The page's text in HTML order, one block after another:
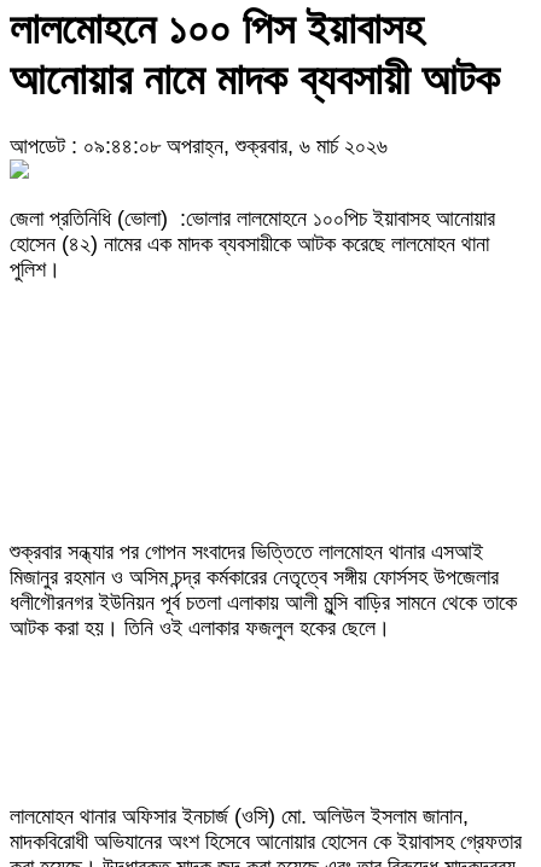
লালমোহনে ১০০ পিস ইয়াবাসহ
আনোয়ার নামে মাদক ব্যবসায়ী আটক
আপডেট : ০৯:৪৪:০৮ অপরাহ্ন, শুক্রবার, ৬ মার্চ ২০২৬
জেলা প্রতিনিধি (ভোলা) :ভোলার লালমোহনে ১০০পিচ ইয়াবাসহ আনোয়ার
হোসেন (৪২) নামের এক মাদক ব্যবসায়ীকে আটক করেছে লালমোহন থানা
পুলিশ।
শুক্রবার সন্ধ্যার পর গোপন সংবাদের ভিত্তিতে লালমোহন থানার এসআই
মিজানুর রহমান ও অসিম চন্দ্র কর্মকারের নেতৃত্বে সঙ্গীয় ফোর্সসহ উপজেলার
ধলীগৌরনগর ইউনিয়ন পূর্ব চতলা এলাকায় আলী মুন্সি বাড়ির সামনে থেকে তাকে
আটক করা হয়। তিনি ওই এলাকার ফজলুল হকের ছেলে।
লালমোহন থানার অফিসার ইনচার্জ (ওসি) মো. অলিউল ইসলাম জানান,
মাদকবিরোধী অভিযানের অংশ হিসেবে আনোয়ার হোসেন কে ইয়াবাসহ গ্রেফতার